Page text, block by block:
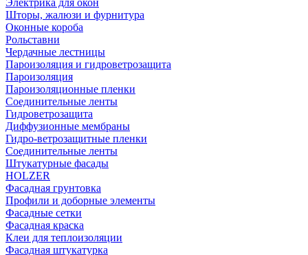
Электрика для окон
Шторы, жалюзи и фурнитура
Оконные короба
Рольставни
Чердачные лестницы
Пароизоляция и гидроветрозащита
Пароизоляция
Пароизоляционные пленки
Соединительные ленты
Гидроветрозащита
Диффузионные мембраны
Гидро-ветрозащитные пленки
Соединительные ленты
Штукатурные фасады
HOLZER
Фасадная грунтовка
Профили и доборные элементы
Фасадные сетки
Фасадная краска
Клеи для теплоизоляции
Фасадная штукатурка